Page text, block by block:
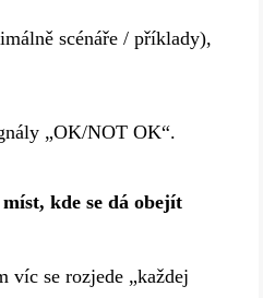
scénáře / příklady),
„OK/NOT OK“.
kde se dá obejít
víc se rozjede „každej